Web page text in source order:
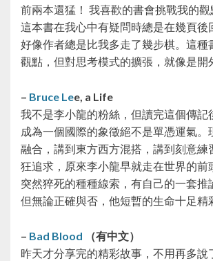
前兩本還猛！ 我喜歡的書會挑戰我的觀
這本書在我心中有疑問時總是在幾頁後
好像作者總是比我多走了幾步棋。這種
觀點，但對思考模式的擴張，就像是開
– Bruce Lee, a Life
我不是李小龍的粉絲，但讀完這個傳記
成為一個國際的象徵絕不是單憑運氣。
融合，講到東方西方混搭，講到刻意練
狂追求，原來李小龍早就走在世界的前
突然猝死的種種線索，有自己的一套推
但無論正確與否，他短暫的生命十足精
– Bad Blood （有中文）
昨天才分享完的精彩故事，不用再多說